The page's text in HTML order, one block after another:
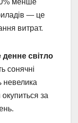
менше
— це
витрат.
світло
сонячні
невелика
за